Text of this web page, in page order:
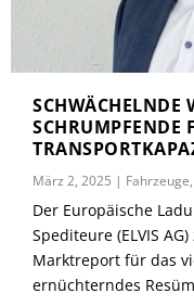
SCHWÄCHELNDE
SCHRUMPFENDE
März 2, 2025 | Fahrzeuge
Der Europäische
Spediteure (ELVIS
Marktreport für das
ernüchterndes